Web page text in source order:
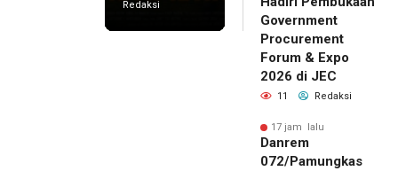
Redaksi
Government
Procurement
Forum & Expo
2026 di JEC
11 Redaksi
17 jam lalu
Danrem
072/Pamungkas